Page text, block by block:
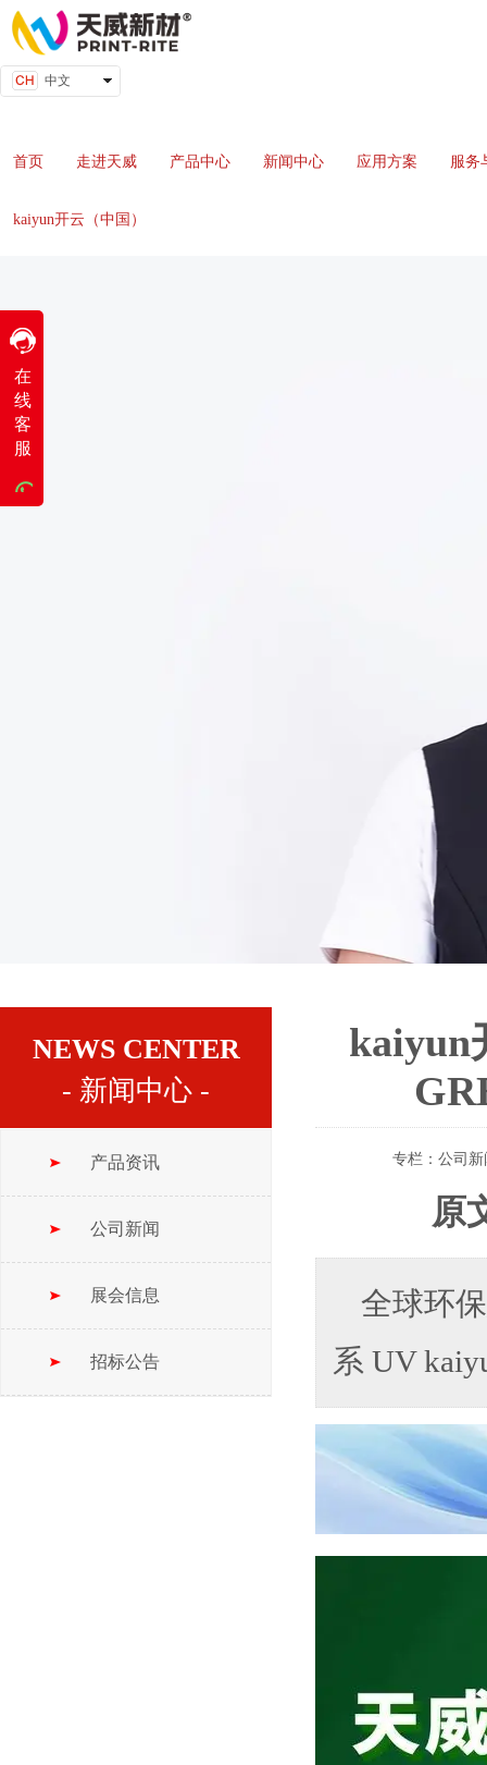
中文
在
线
客
服
工作时间
周一
8:30-17:30
首页 走进天威 产品中心 新闻中心 应用方案 服务
kaiyun开云（中国）
NEWS CENTER
- 新闻中心 -
产品资讯
公司新闻
展会信息
招标公告
kaiyun
专栏： 公司新
原
全球环
系 UV